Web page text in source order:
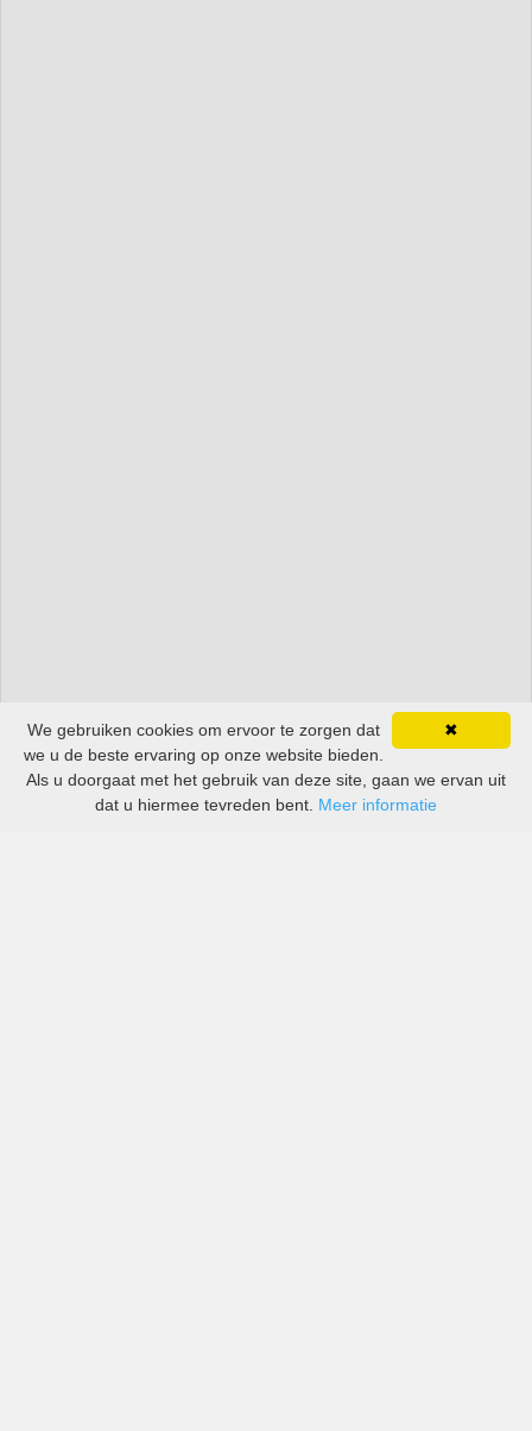
✖
We gebruiken cookies om ervoor te zorgen dat
we u de beste ervaring op onze website bieden.
Als u doorgaat met het gebruik van deze site, gaan we ervan uit
dat u hiermee tevreden bent. Meer informatie